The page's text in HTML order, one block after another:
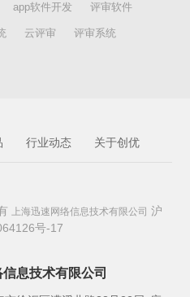
app软件开发 评审软件
云评审 评审系统
行业动态 关于创优
上海迅速网络信息技术有限公司 沪
号-17
信息技术有限公司